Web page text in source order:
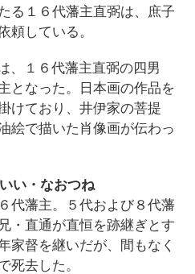
る１６代藩主直弼は、庶子
頼している。
、１６代藩主直弼の四男
となった。日本画の作品を
けており、井伊家の菩提
絵で描いた肖像画が伝わっ
い・なおつね
代藩主。５代および８代藩
・直通が直恒を跡継ぎとす
家督を継いだが、間もなく
死去した。